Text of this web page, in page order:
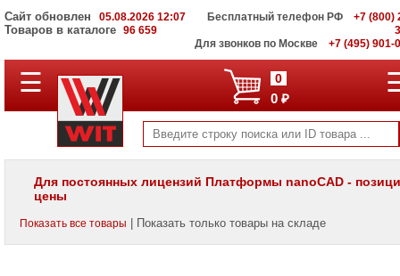
Сайт обновлен 05.08.2026 12:07
Товаров в каталоге 96 659
Бесплатный телефон РФ
+7 (800)
Для звонков по Москве
+7 (495) 901-
ПОЛНЫЙ
КАТАЛОГ
Корпоративные
серверы
WIT
Системы
данных
WIT
☰ 0
0 ₽
Для постоянных лицензий Платформы nanoCAD -
цены
Показать все товары | Показать только товары на складе